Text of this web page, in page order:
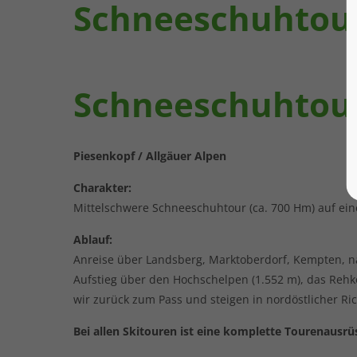
Piesenkopf / Allgäuer Alpen
Charakter:
Mittelschwere Schneeschuhtour (ca. 700 Hm) auf
Ablauf:
Anreise über Landsberg, Marktoberdorf, Kempten,
Aufstieg über den Hochschelpen (1.552 m), das
wir zurück zum Pass und steigen in nordöstlicher
Bei allen Skitouren ist eine komplette